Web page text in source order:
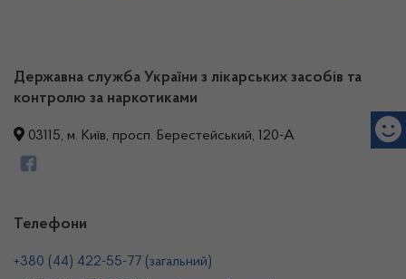
Державна служба України з лікарських засобів та
контролю за наркотиками
03115, м. Київ, просп. Берестейський, 120-А
Телефони
+380 (44) 422-55-77 (загальний)